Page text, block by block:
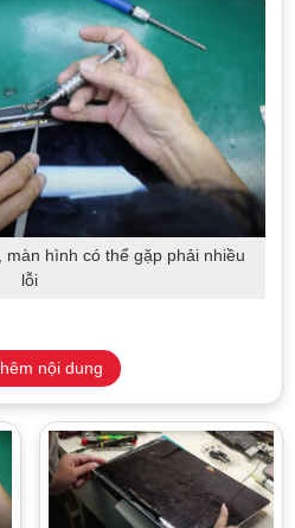
hình có thể gặp phải nhiều
lỗi
Pro
khách hàng phản hồi về
hình của dòng Macbook Pro
chớp nháy, ám xanh/tím:
nội dung